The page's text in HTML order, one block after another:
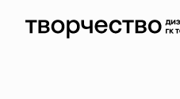
1-комнатная36.98 м2